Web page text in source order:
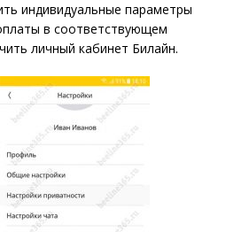
индивидуальные параметры
в соответствующем
личный кабинет Билайн.